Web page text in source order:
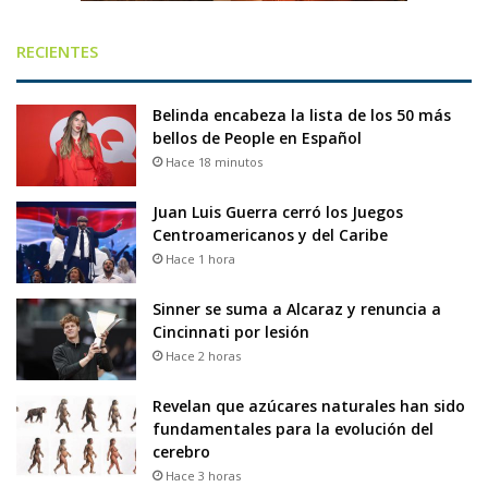
RECIENTES
Belinda encabeza la lista de los 50 más
bellos de People en Español
Hace 18 minutos
Juan Luis Guerra cerró los Juegos
Centroamericanos y del Caribe
Hace 1 hora
Sinner se suma a Alcaraz y renuncia a
Cincinnati por lesión
Hace 2 horas
Revelan que azúcares naturales han sido
fundamentales para la evolución del
cerebro
Hace 3 horas